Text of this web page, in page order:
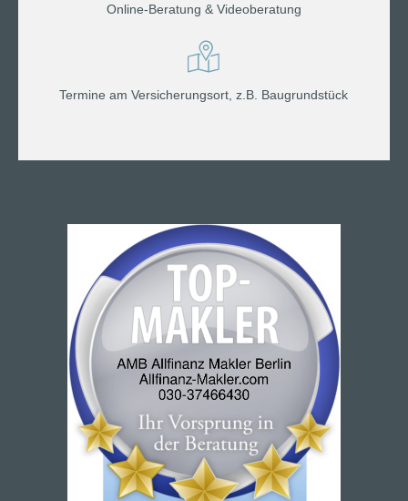
Online-Beratung & Videoberatung
Termine am Versicherungsort, z.B. Baugrundstück